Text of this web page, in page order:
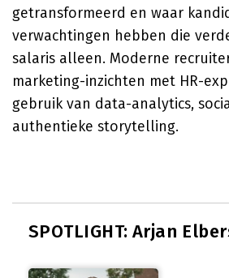
getransformeerd en waar
verwachtingen hebben die
salaris alleen. Moderne
marketing-inzichten met HR-
gebruik van data-analytics,
authentieke storytelling.
SPOTLIGHT: Arjan